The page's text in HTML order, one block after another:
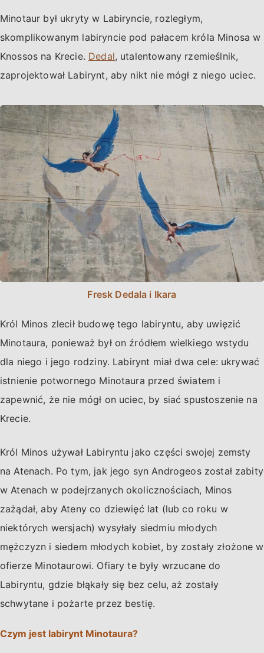
Minotaur był ukryty w Labiryncie, rozległym,
skomplikowanym labiryncie pod pałacem króla Minosa w
Knossos na Krecie. Dedal, utalentowany rzemieślnik,
zaprojektował Labirynt, aby nikt nie mógł z niego uciec.
Fresk Dedala i Ikara
Król Minos zlecił budowę tego labiryntu, aby uwięzić
Minotaura, ponieważ był on źródłem wielkiego wstydu
dla niego i jego rodziny. Labirynt miał dwa cele: ukrywać
istnienie potwornego Minotaura przed światem i
zapewnić, że nie mógł on uciec, by siać spustoszenie na
Krecie.
Król Minos używał Labiryntu jako części swojej zemsty
na Atenach. Po tym, jak jego syn Androgeos został zabity
w Atenach w podejrzanych okolicznościach, Minos
zażądał, aby Ateny co dziewięć lat (lub co roku w
niektórych wersjach) wysyłały siedmiu młodych
mężczyzn i siedem młodych kobiet, by zostały złożone w
ofierze Minotaurowi. Ofiary te były wrzucane do
Labiryntu, gdzie błąkały się bez celu, aż zostały
schwytane i pożarte przez bestię.
Czym jest labirynt Minotaura?